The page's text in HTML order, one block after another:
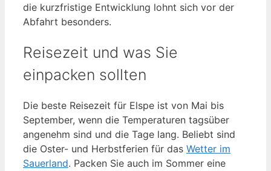
die kurzfristige Entwicklung lohnt sich vor der
Abfahrt besonders.
Reisezeit und was Sie
einpacken sollten
Die beste Reisezeit für Elspe ist von Mai bis
September, wenn die Temperaturen tagsüber
angenehm sind und die Tage lang. Beliebt sind
die Oster- und Herbstferien für das Wetter im
Sauerland. Packen Sie auch im Sommer eine